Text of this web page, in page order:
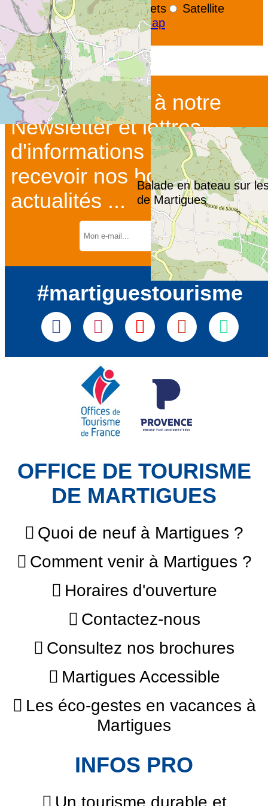
Balade en bateau sur
de Martigues
OpenStreetMap
Streets
Satellite
Leaflet |©OpenStreetMap
Afficher la carte GoogleMaps
Abonnez-vous à notre
Newsletter et lettres
d'informations pour
recevoir nos bons plans et
actualités ...
#martiguestourisme
OFFICE DE TOURISME
DE MARTIGUES
Quoi de neuf à Martigues ?
Comment venir à Martigues ?
Horaires d'ouverture
Contactez-nous
Consultez nos brochures
Martigues Accessible
Les éco-gestes en vacances à
Martigues
INFOS PRO
Un tourisme durable et